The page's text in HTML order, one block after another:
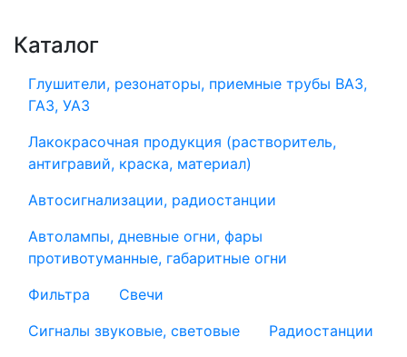
Каталог
Глушители, резонаторы, приемные трубы ВАЗ,
ГАЗ, УАЗ
Лакокрасочная продукция (растворитель,
антигравий, краска, материал)
Автосигнализации, радиостанции
Автолампы, дневные огни, фары
противотуманные, габаритные огни
Фильтра
Свечи
Сигналы звуковые, световые
Радиостанции